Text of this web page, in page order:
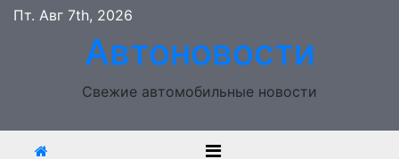
Перейти
содержимому
Пт. Авг 7th, 2026
Автоновости
Свежие автомобильные новости